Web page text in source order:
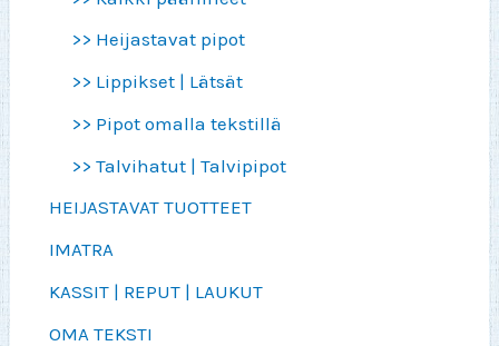
>> Heijastavat pipot
>> Lippikset | Lätsät
>> Pipot omalla tekstillä
>> Talvihatut | Talvipipot
HEIJASTAVAT TUOTTEET
IMATRA
KASSIT | REPUT | LAUKUT
OMA TEKSTI